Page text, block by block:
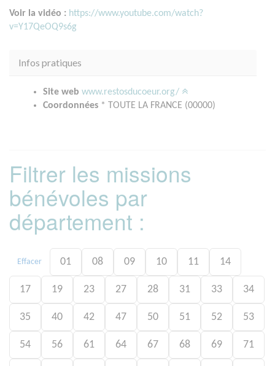
Voir la vidéo : https://www.youtube.com/watch?
v=Y17QeOQ9s6g
Infos pratiques
Site web www.restosducoeur.org/
Coordonnées * TOUTE LA FRANCE (00000)
Filtrer les missions
bénévoles par
département :
Effacer 01 08 09 10 11 14
17 19 23 27 28 31 33 34
35 40 42 47 50 51 52 53
54 56 61 64 67 68 69 71